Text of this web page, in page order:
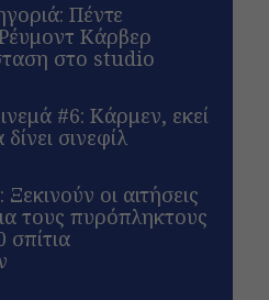
Πέντε
Κάρβερ
στο studio
#6: Κάρμεν, εκεί
σινεφίλ
οι αιτήσεις
τους πυρόπληκτους